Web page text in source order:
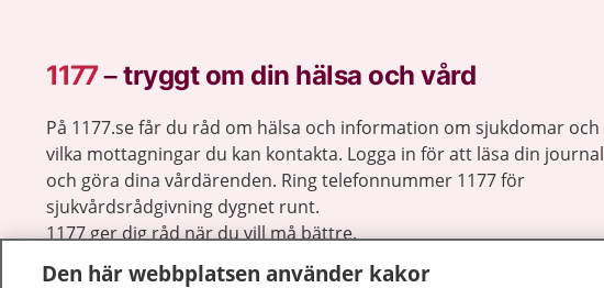
1177–tryggt om din hälsa och vård
På 1177.se får du råd om hälsa och information om sjukdomar och
vilka mottagningar du kan kontakta. Logga in för att läsa din journal
och göra dina vårdärenden. Ring telefonnummer 1177 för
sjukvårdsrådgivning dygnet runt.
1177 ger dig råd när du vill må bättre.
Den här webbplatsen använder kakor